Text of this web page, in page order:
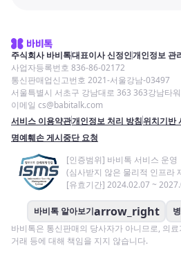
주식회사 바비톡대표이사 신정인개인정보 관
사업자등록번호 836-86-02172
통신판매업신고번호 2021-서울강남-03497
서울특별시 서초구 강남대로 363 363강남타
이메일 cs@babitalk.com
서비스 이용약관개인정보 처리 방침위치기반
명예훼손 게시중단 요청
[인증범위] 바비톡 서비스 운영
(심사받지 않은 물리적 인프라
[유효기간] 2024.02.07 ~
바비톡 알아보기arrow_right
바비톡은 통신판매의 당사자가 아니므로, 의
거래 등에 대해 책임을 지지 않습니다.